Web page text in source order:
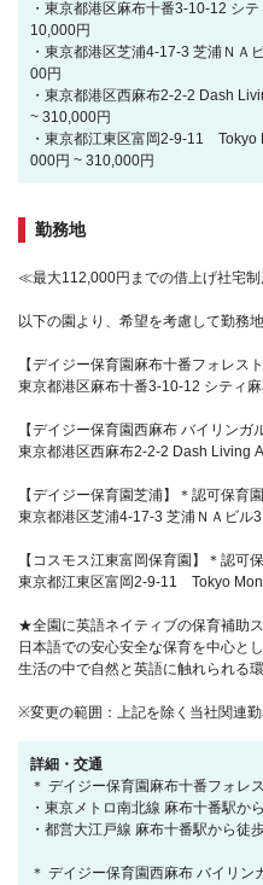
・東京都港区麻布十番3-10-12 シ
10,000円
・東京都港区芝浦4-17-3 芝浦ＮＡ
00円
・東京都港区西麻布2-2-2 Dash
~ 310,000円
・東京都江東区富岡2-9-11
000円 ~ 310,000円
勤務地
≪最大112,000円までの借上げ社宅
以下の園より、希望を考慮して勤務
【デイジー保育園麻布十番フォレス
東京都港区麻布十番3-10-12 シティ
【デイジー保育園西麻布 バイリンガ
東京都港区西麻布2-2-2 Dash Living
【デイジー保育園芝浦】＊認可保育
東京都港区芝浦4-17-3 芝浦ＮＡビル3
【コスモス江東富岡保育園】＊認可
東京都江東区富岡2-9-11 Tokyo
★全園に英語ネイティブの保育補助
日本語での安心安全な保育を中心とし
生活の中で自然と英語に触れられる
※変更の範囲：上記を除く当社関連
詳細・交通
＊ デイジー保育園麻布十番フォレ
・東京メトロ南北線 麻布十番駅か
・都営大江戸線 麻布十番駅から徒
＊ デイジー保育園西麻布 バイリン